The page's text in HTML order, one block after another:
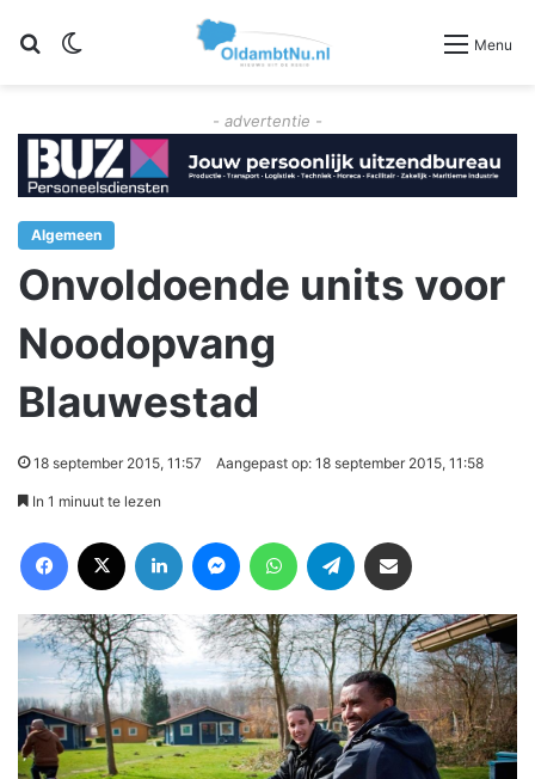
Zoeken Menu
- advertentie -
Algemeen
Onvoldoende units voor
Noodopvang
Blauwestad
18 september 2015, 11:57 Aangepast op: 18 september 2015, 11:58
In 1 minuut te lezen